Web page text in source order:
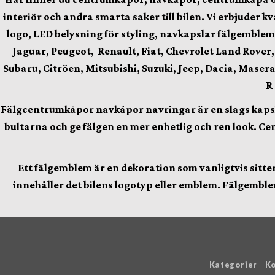
interiör och andra smarta saker till bilen.Vi erbjuder
logo, LED belysning för styling, navkapslar
Jaguar, Peugeot, Renault, Fiat, Chevrolet Land
Subaru, Citröen, Mitsubishi, Suzuki, Jeep, Dacia,
Fälgcentrumkåpornavkåpor navringar är en slags
bultarna och ge fälgen en mer enhetlig och ren look.
Ett fälgemblem är en dekoration som vanligtvis
innehåller det bilens logotyp eller emblem.
Kategorier